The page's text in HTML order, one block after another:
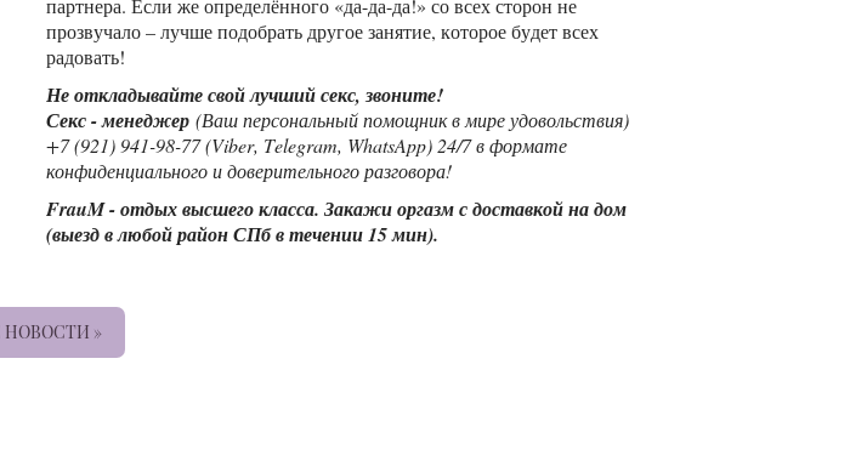
партнера. Если же определённого «да-да-да!» со всех сторон не
прозвучало – лучше подобрать другое занятие, которое будет всех
радовать!
Не откладывайте свой лучший секс, звоните!
Секс - менеджер (Ваш персональный помощник в мире удовольствия)
+7 (921) 941-98-77 (Viber, Telegram, WhatsApp) 24/7 в формате
конфиденциального и доверительного разговора!
FrauM - отдых высшего класса. Закажи оргазм с доставкой на дом
(выезд в любой район СПб в течении 15 мин).
НОВОСТИ »